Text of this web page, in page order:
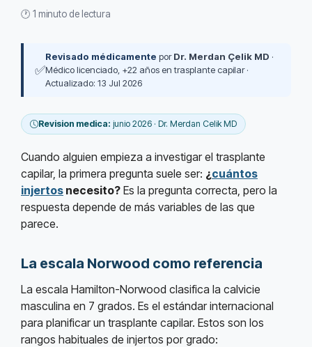
🕐 1 minuto de lectura
✅
Revisado médicamente porDr. Merdan Çelik MD ·
Médico licenciado, +22 años en trasplante capilar ·
Actualizado: 13 Jul 2026
Revision medica: junio 2026 · Dr. Merdan Celik MD
Cuando alguien empieza a investigar el trasplante
capilar, la primera pregunta suele ser: ¿cuántos
injertos necesito? Es la pregunta correcta, pero la
respuesta depende de más variables de las que
parece.
La escala Norwood como referencia
La escala Hamilton-Norwood clasifica la calvicie
masculina en 7 grados. Es el estándar internacional
para planificar un trasplante capilar. Estos son los
rangos habituales de injertos por grado: